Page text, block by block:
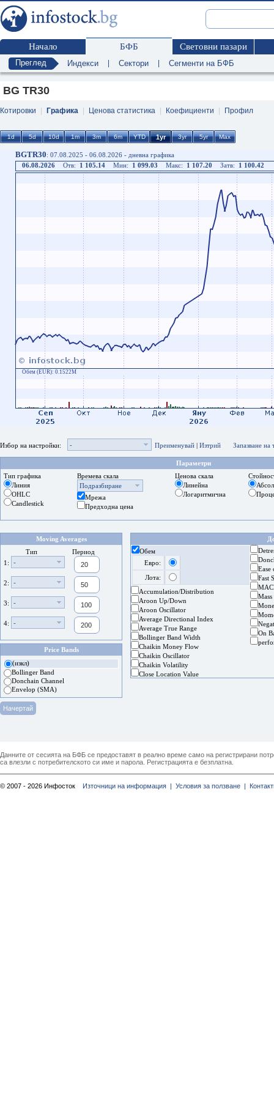
Начало БФБ Световни пазари
Преглед Индекси Сектори Сегменти на БФБ
BG TR30
Котировки Графика Ценова статистика Коефициенти Профил
BGTR30: 07.08.2025 - 06.08.2026 - дневна графика
06.08.2026
Отв: 1 105.14 Мин: 1 099.03 Макс: 1 107.20 Затв: 1 100.42
Обем (EUR): 0.1522M
Избор на настройки: - Преименувай | Изтрий Запазване на
Параметри
Тип графика
Линия
OHLC
Candlestick
Времева скала
Подразбиране
Мрежа
Предходна цена
Ценова скала
Линейна
Логаритмична
Moving Averages
Тип
Период
1:
-
2: -
3: -
4: -
Price Bands
(изкл)
Bollinger Band
Donchain Channel
Envelop (SMA)
Обем
Евро:
Лота:
Accumulation/Distribution
Aroon Up/Down
Aroon Oscillator
Average Directional Index
Average True Range
Bollinger Band Width
Chaikin Money Flow
Chaikin Oscillator
Chaikin Volatility
Close Location Value
Ease
Fast
On
Данните от сесията на БФБ се предоставят в реално време само на регистрирани
са влезли с потребителското си име и парола. Регистрацията е безплатна.
© 2007 - 2026 Инфосток Източници на информация | Условия за ползване |